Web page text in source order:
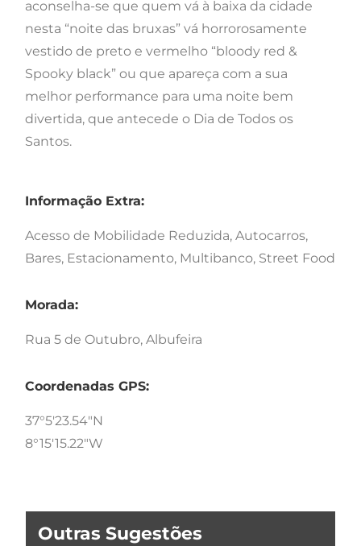
aconselha-se que quem vá à baixa da cidade
nesta “noite das bruxas” vá horrorosamente
vestido de preto e vermelho “bloody red &
Spooky black” ou que apareça com a sua
melhor performance para uma noite bem
divertida, que antecede o Dia de Todos os
Santos.
Informação Extra:
Acesso de Mobilidade Reduzida, Autocarros,
Bares, Estacionamento, Multibanco, Street Food
Morada:
Rua 5 de Outubro, Albufeira
Coordenadas GPS:
37°5'23.54"N
8°15'15.22"W
Outras Sugestões